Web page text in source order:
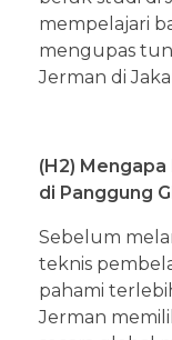
mempelajari
mengupas
Jerman di
(H2)
di Panggung
Sebelum
teknis
pahami
Jerman